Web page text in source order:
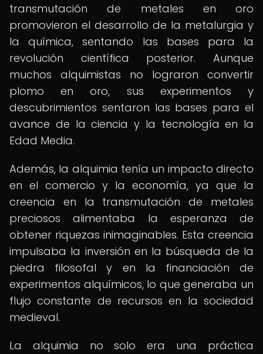
transmutación de metales en oro
promovieron el desarrollo de la metalurgia y
la química, sentando las bases para la
revolución científica posterior. Aunque
muchos alquimistas no lograron convertir
plomo en oro, sus experimentos y
descubrimientos sentaron las bases para el
avance de la ciencia y la tecnología en la
Edad Media.
Además, la alquimia tenía un impacto directo
en el comercio y la economía, ya que la
creencia en la transmutación de metales
preciosos alimentaba la esperanza de
obtener riquezas inimaginables. Esta creencia
impulsaba la inversión en la búsqueda de la
piedra filosofal y en la financiación de
experimentos alquímicos, lo que generaba un
flujo constante de recursos en la sociedad
medieval.
La alquimia no solo era una práctica